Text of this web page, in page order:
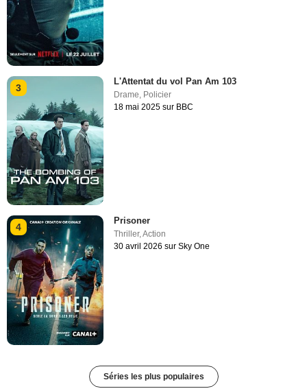
3
L'Attentat du vol Pan Am 103
Drame, Policier
18 mai 2025 sur BBC
4
Prisoner
Thriller,Action
30 avril 2026 sur Sky One
Séries les plus populaires